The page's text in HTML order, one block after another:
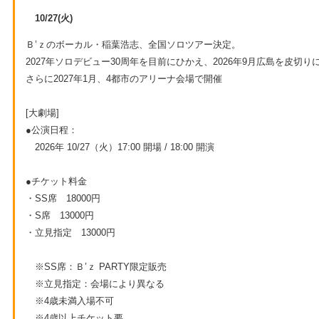
10/27(火)
Ｂ’ｚのボーカル・稲葉浩志、全国ソロツアー決定。
2027年ソロデビュー30周年を目前にひかえ、2026年9月広島を皮切り
さらに2027年1月、4都市のアリーナ会場で開催
[大劇場]
●公演日程：
2026年 10/27（火）17:00 開場 / 18:00 開演
●チケット料金
・SS席 18000円
・S席 13000円
・立見指定 13000円
※SS席：Ｂ’ｚ PARTY限定販売
※立見指定：会場により異なる
※4歳未満入場不可